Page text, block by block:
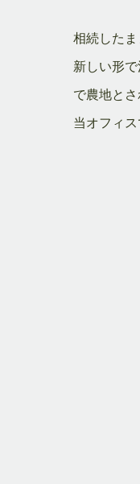
相続した
新しい形
で農地と
当オフィ